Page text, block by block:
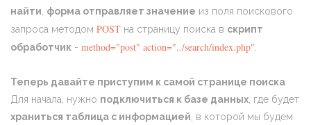
найти форма отправляет значение из поля поискового
запроса методом POST на страницу поиска в скрипт
обработчик - method="post" action="../search/index.php"
Теперь давайте приступим к самой странице поиска
Для начала, нужно подключиться к базе данных , где будет
храниться таблица с информацией , в которой мы будем